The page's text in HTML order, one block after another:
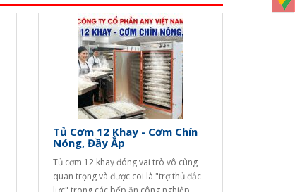
Tủ Cơm 12 Khay - Cơm Chín
Nóng, Đầy Ắp
Tủ cơm 12 khay đóng vai trò vô cùng
quan trọng và được coi là "trợ thủ đắc